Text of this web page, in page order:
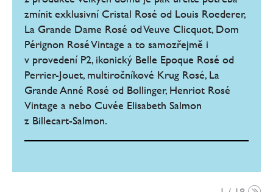
zmínit exklusivní Cristal Rosé od Louis Roederer,
La Grande Dame Rosé od Veuve Clicquot, Dom
Pérignon Rosé Vintage a to samozřejmě i
v provedení P2, ikonický Belle Epoque Rosé od
Perrier-Jouet, multiročníkové Krug Rosé, La
Grande Anné Rosé od Bollinger, Henriot Rosé
Vintage a nebo Cuvée Elisabeth Salmon
z Billecart-Salmon.